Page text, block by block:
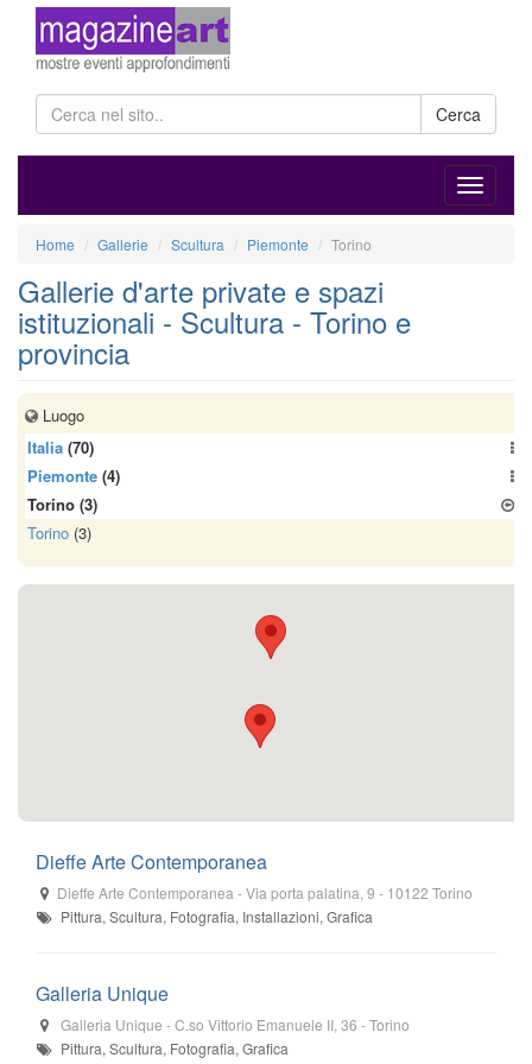
Cerca
Home Gallerie Scultura Piemonte Torino
Gallerie d'arte private e spazi
istituzionali - Scultura - Torino e
provincia
Luogo
Italia (70)
Piemonte (4)
Torino (3)
Torino (3)
Dieffe Arte Contemporanea
Dieffe Arte Contemporanea -Via porta palatina, 9 - 10122 Torino
Pittura, Scultura, Fotografia, Installazioni, Grafica
Galleria Unique
Galleria Unique -C.so Vittorio Emanuele II, 36 -Torino
Pittura, Scultura, Fotografia, Grafica